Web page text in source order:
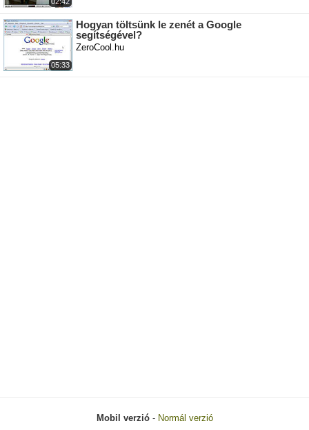
05:33
Hogyan töltsünk le zenét a Google
segítségével?
ZeroCool.hu
Mobil verzió- Normál verzió